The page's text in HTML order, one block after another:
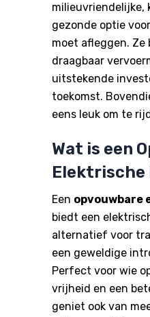
milieuvriendelijke,
gezonde optie
moet afleggen. Ze
draagbaar
uitstekende
toekomst.
eens leuk om te
Wat is een
Elektrische
Een opvouwbare
biedt een
alternatief voor
een geweldige
Perfect voor wie
vrijheid en een
geniet ook van